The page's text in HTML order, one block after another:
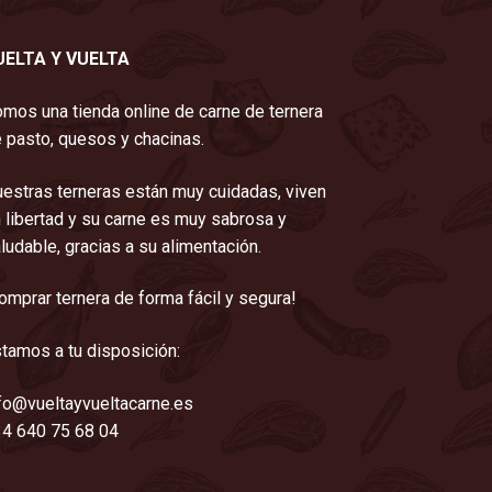
Y VUELTA
una tienda online de carne de ternera
pasto, quesos y chacinas.
terneras están muy cuidadas, viven
libertad y su carne es muy sabrosa y
gracias a su alimentación.
ternera de forma fácil y segura!
a tu disposición:
640 75 68 04